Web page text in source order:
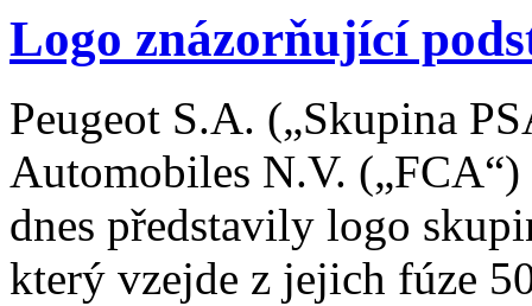
Logo znázorňující
Peugeot S.A. („Skupina
Automobiles N.V.
dnes představily logo
který vzejde z jejich fúze